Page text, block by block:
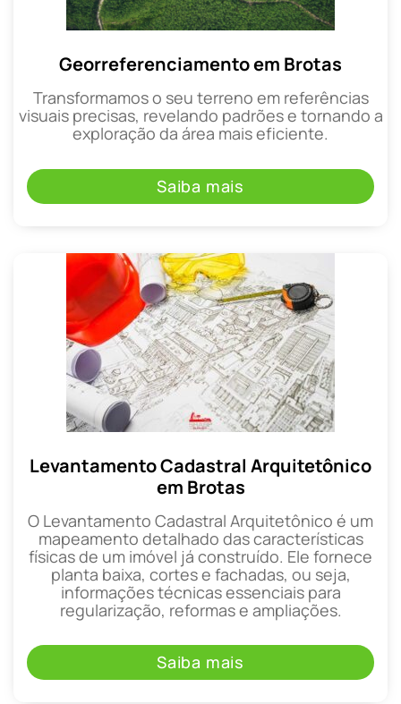
Georreferenciamento em Brotas
Transformamos o seu terreno em referências
visuais precisas, revelando padrões e tornando a
exploração da área mais eficiente.
Saiba mais
Levantamento Cadastral Arquitetônico
em Brotas
O Levantamento Cadastral Arquitetônico é um
mapeamento detalhado das características
físicas de um imóvel já construído. Ele fornece
planta baixa, cortes e fachadas, ou seja,
informações técnicas essenciais para
regularização, reformas e ampliações.
Saiba mais